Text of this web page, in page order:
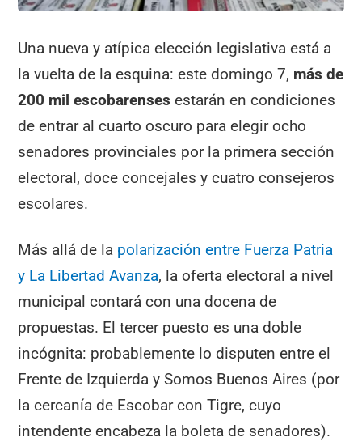
Una nueva y atípica elección legislativa está a
la vuelta de la esquina: este domingo 7, más de
200 mil escobarenses estarán en condiciones
de entrar al cuarto oscuro para elegir ocho
senadores provinciales por la primera sección
electoral, doce concejales y cuatro consejeros
escolares.
Más allá de la polarización entre Fuerza Patria
y La Libertad Avanza, la oferta electoral a nivel
municipal contará con una docena de
propuestas. El tercer puesto es una doble
incógnita: probablemente lo disputen entre el
Frente de Izquierda y Somos Buenos Aires (por
la cercanía de Escobar con Tigre, cuyo
intendente encabeza la boleta de senadores).